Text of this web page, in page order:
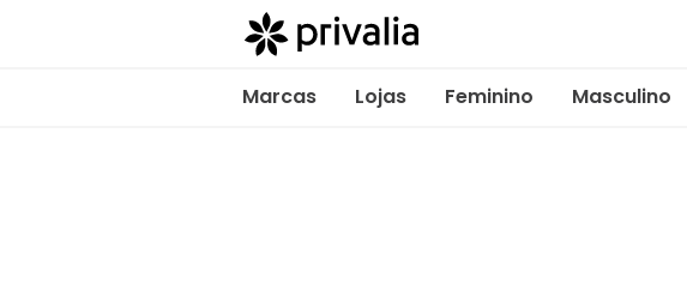
Marcas Lojas Feminino Masculino